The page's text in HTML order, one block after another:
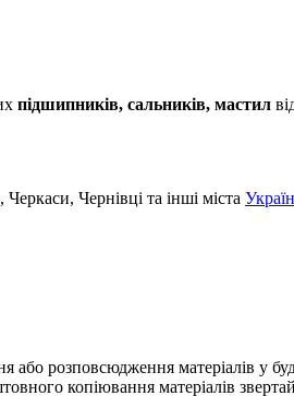
підшипників, сальників, мастил
Чернівці та інші міста
або розповсюдження матеріалів у
копіювання матеріалів